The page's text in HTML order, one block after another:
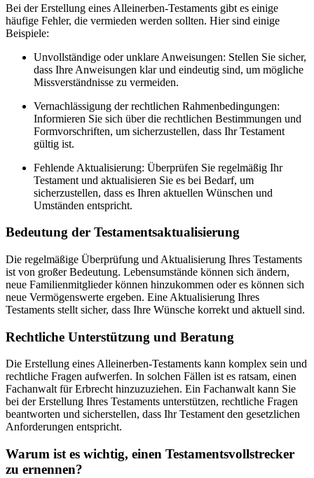
Bei der Erstellung eines Alleinerben-Testaments gibt es einige
häufige Fehler, die vermieden werden sollten. Hier sind einige
Beispiele:
Unvollständige oder unklare Anweisungen: Stellen Sie sicher,
dass Ihre Anweisungen klar und eindeutig sind, um mögliche
Missverständnisse zu vermeiden.
Vernachlässigung der rechtlichen Rahmenbedingungen:
Informieren Sie sich über die rechtlichen Bestimmungen und
Formvorschriften, um sicherzustellen, dass Ihr Testament
gültig ist.
Fehlende Aktualisierung: Überprüfen Sie regelmäßig Ihr
Testament und aktualisieren Sie es bei Bedarf, um
sicherzustellen, dass es Ihren aktuellen Wünschen und
Umständen entspricht.
Bedeutung der Testamentsaktualisierung
Die regelmäßige Überprüfung und Aktualisierung Ihres Testaments
ist von großer Bedeutung. Lebensumstände können sich ändern,
neue Familienmitglieder können hinzukommen oder es können sich
neue Vermögenswerte ergeben. Eine Aktualisierung Ihres
Testaments stellt sicher, dass Ihre Wünsche korrekt und aktuell sind.
Rechtliche Unterstützung und Beratung
Die Erstellung eines Alleinerben-Testaments kann komplex sein und
rechtliche Fragen aufwerfen. In solchen Fällen ist es ratsam, einen
Fachanwalt für Erbrecht hinzuzuziehen. Ein Fachanwalt kann Sie
bei der Erstellung Ihres Testaments unterstützen, rechtliche Fragen
beantworten und sicherstellen, dass Ihr Testament den gesetzlichen
Anforderungen entspricht.
Warum ist es wichtig, einen Testamentsvollstrecker
zu ernennen?